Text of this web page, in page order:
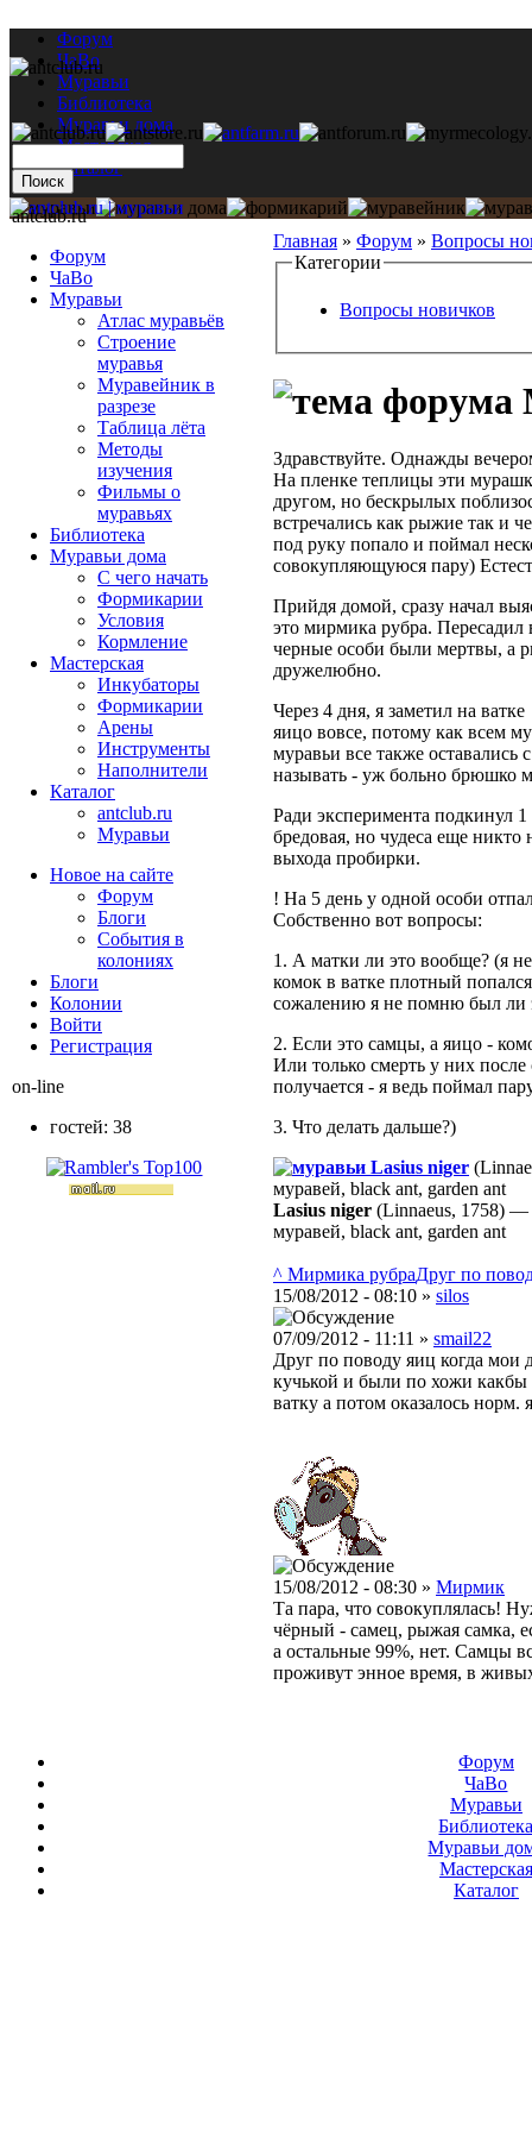
Форум
ЧаВо
Муравьи
Библиотека
Муравьи дома
Мастерская
Каталог
Главная » Форум » Вопросы
Категории
Вопросы новичков
Здравствуйте. Однажды
На пленке теплицы эти
другом, но бескрылых
встречались как рыжие так и
под руку попало и поймал
совокупляющуюся пару)
Прийдя домой, сразу начал
это мирмика рубра. Пересадил
черные особи были мертвы, а
дружелюбно.
Через 4 дня, я заметил на
яицо вовсе, потому как всем
муравьи все также
называть - уж больно брюшко
Ради эксперимента подкинул
бредовая, но чудеса еще
выхода пробирки.
! На 5 день у одной особи
Собственно вот вопросы:
1. А матки ли это вообще? (я
комок в ватке плотный
сожалению я не помню был ли
2. Если это самцы, а яицо -
Или только смерть у них после
получается - я ведь поймал
3. Что делать дальше?)
Lasius niger
муравей, black ant, garden ant
Lasius niger (Linnaeus, 1758) —
муравей, black ant, garden ant
^ Мирмика рубраДруг по
15/08/2012 - 08:10 » silos
07/09/2012 - 11:11 » smail22
Друг по поводу яиц когда мои
кучькой и были по хожи
ватку а потом оказалось норм.
15/08/2012 - 08:30 » Мирмик
Та пара, что совокуплялась!
чёрный - самец, рыжая самка,
а остальные 99%, нет. Самцы
проживут энное время, в
antclub.ru
Форум
ЧаВо
Муравьи
Атлас муравьёв
Строение
муравья
Муравейник в
разрезе
Таблица лёта
Методы
изучения
Фильмы о
муравьях
Библиотека
Муравьи дома
С чего начать
Формикарии
Условия
Кормление
Мастерская
Инкубаторы
Формикарии
Арены
Инструменты
Наполнители
Каталог
antclub.ru
Муравьи
Новое на сайте
Форум
Блоги
События в
колониях
Блоги
Колонии
Войти
Peгиcтpaция
on-line
гостей: 38
Форум
ЧаВо
Муравьи
Муравьи
Мастерская
Каталог